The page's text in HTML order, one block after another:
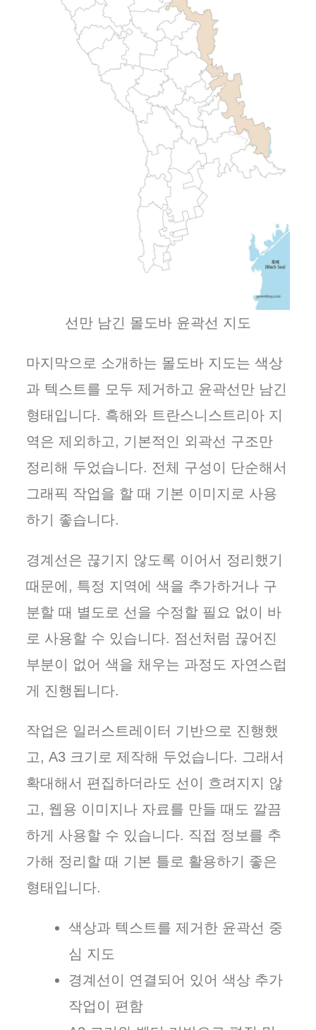
선만 남긴 몰도바 윤곽선 지도
마지막으로 소개하는 몰도바 지도는 색상
과 텍스트를 모두 제거하고 윤곽선만 남긴
형태입니다. 흑해와 트란스니스트리아 지
역은 제외하고, 기본적인 외곽선 구조만
정리해 두었습니다. 전체 구성이 단순해서
그래픽 작업을 할 때 기본 이미지로 사용
하기 좋습니다.
경계선은 끊기지 않도록 이어서 정리했기
때문에, 특정 지역에 색을 추가하거나 구
분할 때 별도로 선을 수정할 필요 없이 바
로 사용할 수 있습니다. 점선처럼 끊어진
부분이 없어 색을 채우는 과정도 자연스럽
게 진행됩니다.
작업은 일러스트레이터 기반으로 진행했
고, A3 크기로 제작해 두었습니다. 그래서
확대해서 편집하더라도 선이 흐려지지 않
고, 웹용 이미지나 자료를 만들 때도 깔끔
하게 사용할 수 있습니다. 직접 정보를 추
가해 정리할 때 기본 틀로 활용하기 좋은
형태입니다.
색상과 텍스트를 제거한 윤곽선 중
심 지도
경계선이 연결되어 있어 색상 추가
작업이 편함